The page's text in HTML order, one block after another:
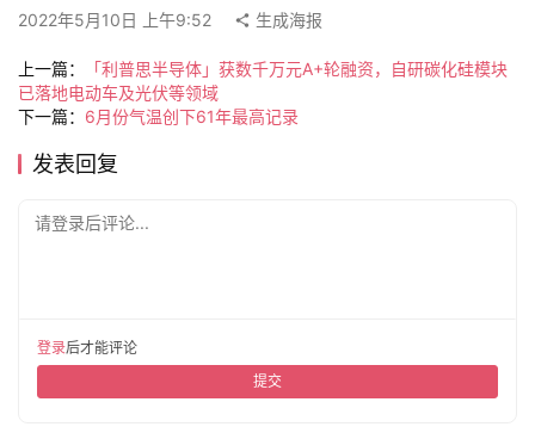
行
讯
报
栏
登录 注册
2022年5月10日 上午9:52 生成海报
上一篇：
「利普思半导体」获数千万元A+轮融资，自研碳化硅模块
已落地电动车及光伏等领域
下一篇： 6月份气温创下61年最高记录
发表回复
请登录后评论...
登录后才能评论
提交